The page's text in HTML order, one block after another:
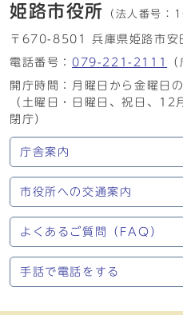
姫路市役所 （法人番号：
〒670-8501 兵庫県姫路市安
電話番号： 079-221-2111
開庁時間：月曜日から金曜日
（土曜日・日曜日、祝日、
閉庁）
庁舎案内
市役所への交通案内
よくあるご質問（FAQ）
手話で電話をする